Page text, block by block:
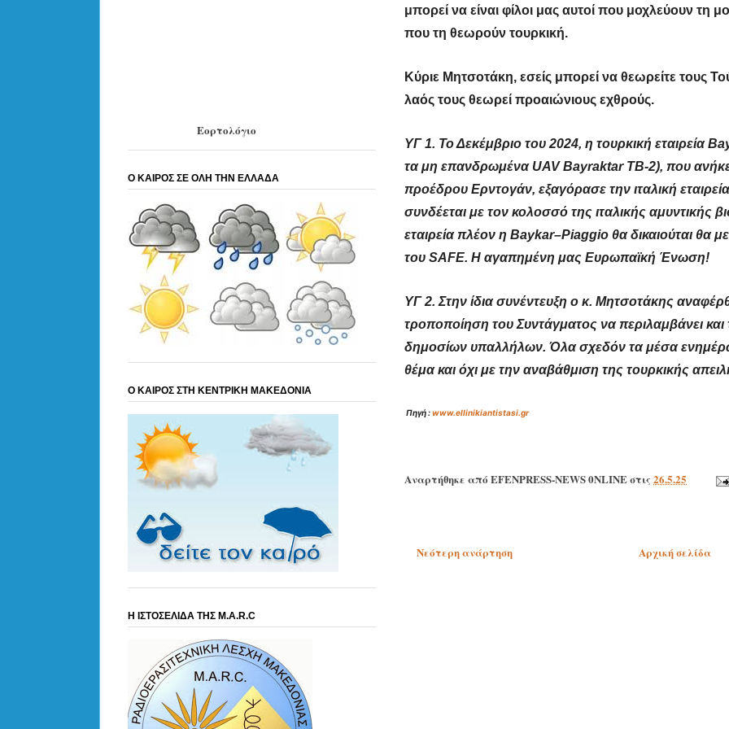
μπορεί να είναι φίλοι μας αυτοί που μοχλεύουν τη
που τη θεωρούν τουρκική.
Κύριε Μητσοτάκη, εσείς μπορεί να θεωρείτε τους
λαός τους θεωρεί προαιώνιους εχθρούς.
ΥΓ 1. Το Δεκέμβριο του 2024, η τουρκική εταιρεία
τα μη επανδρωμένα UAV Bayraktar TB-2), που
προέδρου Ερντογάν, εξαγόρασε την ιταλική
συνδέεται με τον κολοσσό της ιταλικής αμυντικής
εταιρεία πλέον η Baykar–Piaggio θα δικαιούται θα
του SAFE. Η αγαπημένη μας Ευρωπαϊκή Ένωση!
ΥΓ 2. Στην ίδια συνέντευξη ο κ. Μητσοτάκης
τροποποίηση του Συντάγματος να περιλαμβάνει
δημοσίων υπαλλήλων. Όλα σχεδόν τα μέσα
θέμα και όχι με την αναβάθμιση της τουρκικής
Πηγή :www.ellinikiantistasi.gr
Αναρτήθηκε από EFENPRESS-NEWS 0NLINEστις 26.5.25
Νεότερη ανάρτηση Αρχική σελίδα
Εορτολόγιο
Ο ΚΑΙΡΟΣ ΣΕ ΟΛΗ ΤΗΝ ΕΛΛΑΔΑ
Ο ΚΑΙΡΟΣ ΣΤΗ ΚΕΝΤΡΙΚΗ ΜΑΚΕΔΟΝΙΑ
Η ΙΣΤΟΣΕΛΙΔΑ ΤΗΣ M.A.R.C